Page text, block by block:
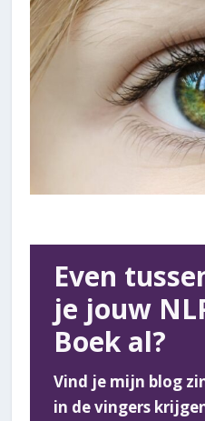
Even
je jouw
Boek al?
Vind je mijn blog
in de vingers